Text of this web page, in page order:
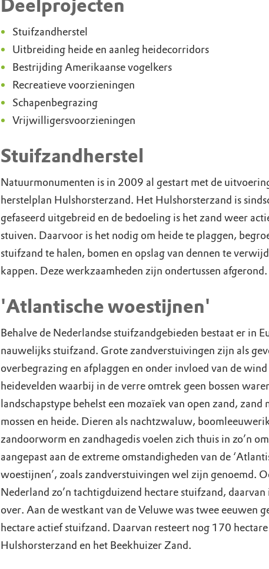
Deelprojecten
Stuifzandherstel
Uitbreiding heide en aanleg heidecorridors
Bestrijding Amerikaanse vogelkers
Recreatieve voorzieningen
Schapenbegrazing
Vrijwilligersvoorzieningen
Stuifzandherstel
Natuurmonumenten is in 2009 al gestart met de
herstelplan Hulshorsterzand. Het Hulshorsterzand is
gefaseerd uitgebreid en de bedoeling is het zand weer
stuiven. Daarvoor is het nodig om heide te plaggen,
stuifzand te halen, bomen en opslag van dennen te
kappen. Deze werkzaamheden zijn ondertussen afgerond.
'Atlantische woestijnen'
Behalve de Nederlandse stuifzandgebieden bestaat er in
nauwelijks stuifzand. Grote zandverstuivingen zijn als
overbegrazing en afplaggen en onder invloed van de
heidevelden waarbij in de verre omtrek geen bossen
landschapstype behelst een mozaïek van open zand, zand
mossen en heide. Dieren als nachtzwaluw,
zandoorworm en zandhagedis voelen zich thuis in zo’n
aangepast aan de extreme omstandigheden van de
woestijnen’, zoals zandverstuivingen wel zijn genoemd.
Nederland zo’n tachtigduizend hectare stuifzand,
over. Aan de westkant van de Veluwe was twee eeuwen
hectare actief stuifzand. Daarvan resteert nog 170
Hulshorsterzand en het Beekhuizer Zand.